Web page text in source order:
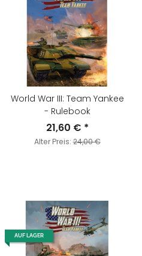
World War III: Team Yankee
- Rulebook
21,60 € *
Alter Preis:24,00 €
AUF LAGER